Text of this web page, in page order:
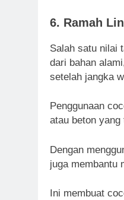
6. Ramah
Salah satu nilai
dari bahan
setelah jangka
Penggunaan
atau beton
Dengan
juga membantu
Ini membuat